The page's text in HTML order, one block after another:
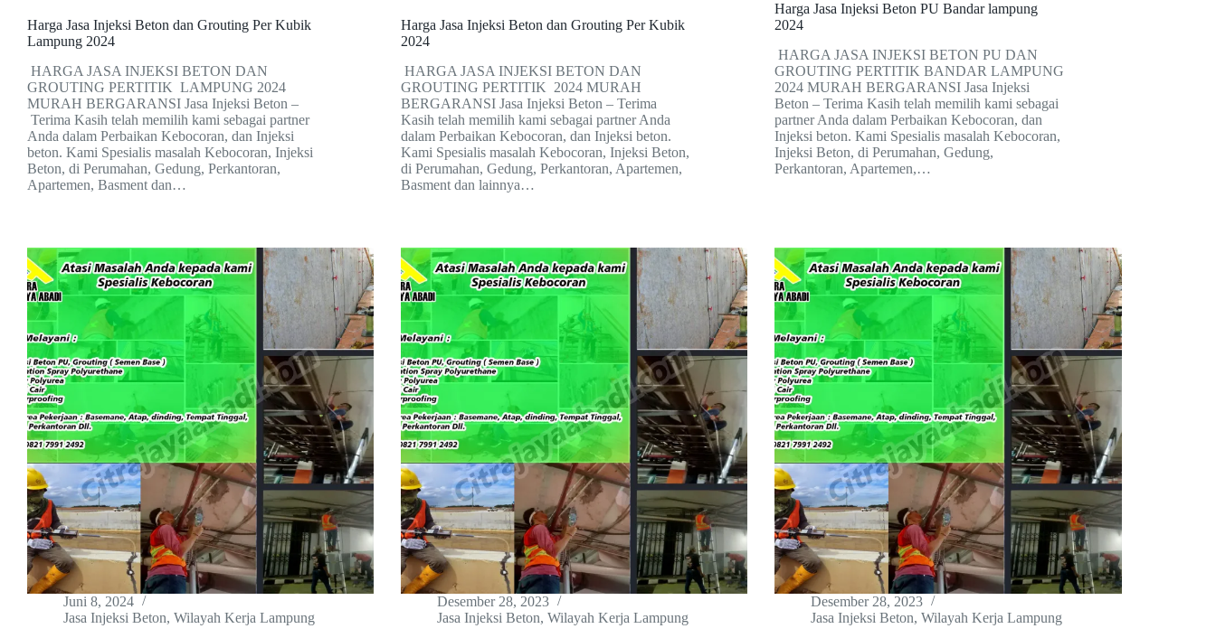
Harga Jasa Injeksi Beton dan Grouting Per Kubik
Lampung 2024
HARGA JASA INJEKSI BETON DAN
GROUTING PERTITIK LAMPUNG 2024
MURAH BERGARANSI Jasa Injeksi Beton –
Terima Kasih telah memilih kami sebagai partner
Anda dalam Perbaikan Kebocoran, dan Injeksi
beton. Kami Spesialis masalah Kebocoran, Injeksi
Beton, di Perumahan, Gedung, Perkantoran,
Apartemen, Basment dan…
Harga Jasa Injeksi Beton dan Grouting Per Kubik
2024
HARGA JASA INJEKSI BETON DAN
GROUTING PERTITIK 2024 MURAH
BERGARANSI Jasa Injeksi Beton – Terima
Kasih telah memilih kami sebagai partner Anda
dalam Perbaikan Kebocoran, dan Injeksi beton.
Kami Spesialis masalah Kebocoran, Injeksi Beton,
di Perumahan, Gedung, Perkantoran, Apartemen,
Basment dan lainnya…
Harga Jasa Injeksi Beton PU Bandar lampung
2024
HARGA JASA INJEKSI BETON PU DAN
GROUTING PERTITIK BANDAR LAMPUNG
2024 MURAH BERGARANSI Jasa Injeksi
Beton – Terima Kasih telah memilih kami sebagai
partner Anda dalam Perbaikan Kebocoran, dan
Injeksi beton. Kami Spesialis masalah Kebocoran,
Injeksi Beton, di Perumahan, Gedung,
Perkantoran, Apartemen,…
Juni 8, 2024
Jasa Injeksi Beton, Wilayah Kerja Lampung
Desember 28, 2023
Jasa Injeksi Beton,Wilayah Kerja Lampung
Desember 28, 2023
Jasa Injeksi Beton,Wilayah Kerja Lampung